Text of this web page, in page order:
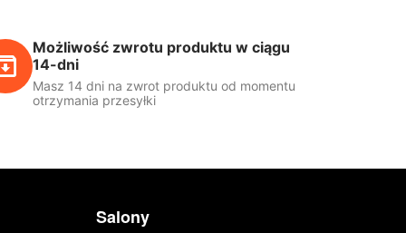
Możliwość zwrotu produktu w ciągu
14-dni
Masz 14 dni na zwrot produktu od momentu
otrzymania przesyłki
Salony